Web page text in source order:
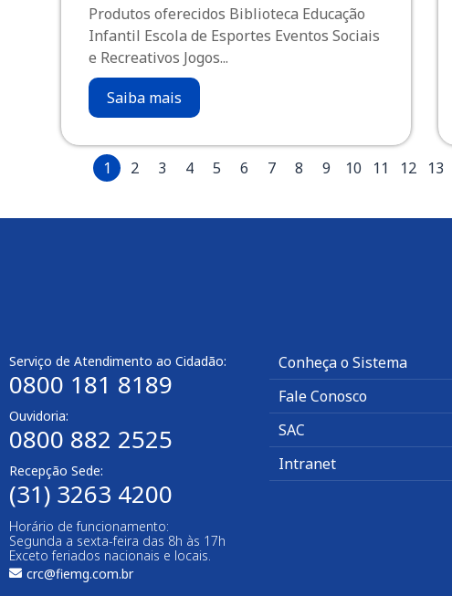
Produtos oferecidos Biblioteca Educação
Infantil Escola de Esportes Eventos Sociais
e Recreativos Jogos...
Saiba mais
1 2 3 4 5 6 7 8 9 10 11 12 13
Serviço de Atendimento ao Cidadão:
0800 181 8189
Ouvidoria:
0800 882 2525​
Recepção Sede:
(31) 3263 4200
Horário de funcionamento:
Segunda a sexta-feira das 8h às 17h
Exceto feriados nacionais e locais.
crc@fiemg.com.br
Conheça o Sistema
Fale Conosco
SAC
Intranet